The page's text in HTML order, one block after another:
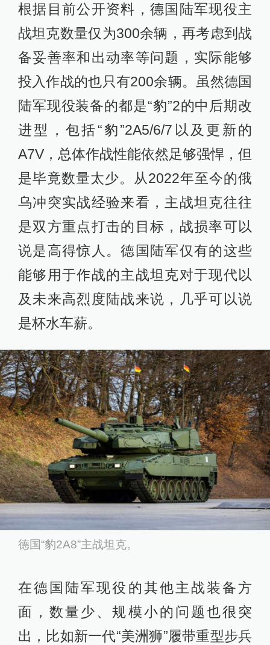
根据目前公开资料，德国陆军现役主
战坦克数量仅为300余辆，再考虑到战
备妥善率和出动率等问题，实际能够
投入作战的也只有200余辆。虽然德国
陆军现役装备的都是“豹”2的中后期改
进型，包括“豹”2A5/6/7以及更新的
A7V，总体作战性能依然足够强悍，但
是毕竟数量太少。从2022年至今的俄
乌冲突实战经验来看，主战坦克往往
是双方重点打击的目标，战损率可以
说是高得惊人。德国陆军仅有的这些
能够用于作战的主战坦克对于现代以
及未来高烈度陆战来说，几乎可以说
是杯水车薪。
德国“豹2A8”主战坦克。
在德国陆军现役的其他主战装备方
面，数量少、规模小的问题也很突
出，比如新一代“美洲狮”履带重型步兵